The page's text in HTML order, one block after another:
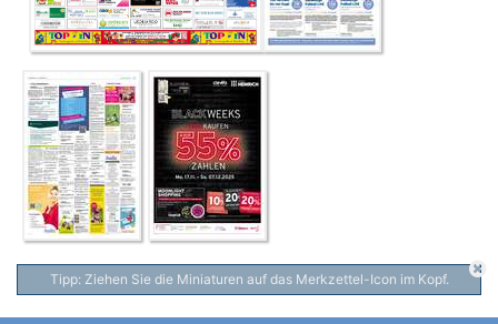
Tipp: Ziehen Sie die Miniaturen auf das Merkzettel-Icon im Kopf.